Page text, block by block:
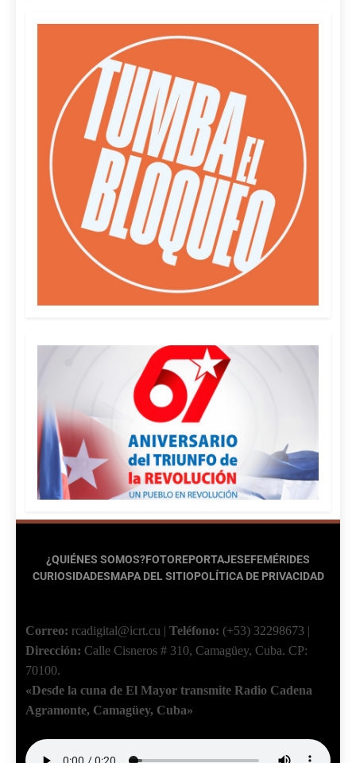
¿QUIÉNES SOMOS?FOTOREPORTAJESEFEMÉRIDES
CURIOSIDADESMAPA DEL SITIOPOLÍTICA DE PRIVACIDAD
Correo: rcadigital@icrt.cu | Teléfono: (+53) 32298673 |
Dirección: Calle Cisneros # 310, Camagüey, Cuba. CP:
70100.
«Desde la cuna de El Mayor transmite Radio Cadena
Agramonte, Camagüey, Cuba»